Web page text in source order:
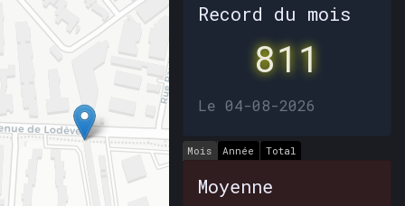
Record du mois
811
Le 04-08-2026
Mois Année Total
Moyenne